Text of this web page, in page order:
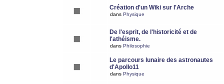
Création d'un Wiki sur l'Arche
dans Physique
De l'esprit, de l'historicité et de
l'athéisme.
dans Philosophie
Le parcours lunaire des astronautes
d'Apollo11
dans Physique